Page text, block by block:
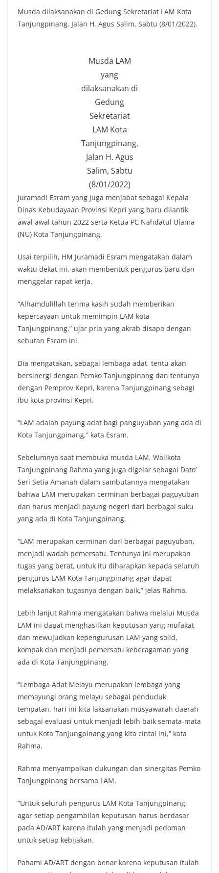
Musda dilaksanakan di Gedung Sekretariat LAM Kota
Tanjungpinang, Jalan H. Agus Salim, Sabtu (8/01/2022).
Musda LAM
yang
dilaksanakan di
Gedung
Sekretariat
LAM Kota
Tanjungpinang,
Jalan H. Agus
Salim, Sabtu
(8/01/2022)
Juramadi Esram yang juga menjabat sebagai Kepala
Dinas Kebudayaan Provinsi Kepri yang baru dilantik
awal awal tahun 2022 serta Ketua PC Nahdatul Ulama
(NU) Kota Tanjungpinang.
Usai terpilih, HM Juramadi Esram mengatakan dalam
waktu dekat ini, akan membentuk pengurus baru dan
menggelar rapat kerja.
“Alhamdulillah terima kasih sudah memberikan
kepercayaan untuk memimpin LAM kota
Tanjungpinang,” ujar pria yang akrab disapa dengan
sebutan Esram ini.
Dia mengatakan, sebagai lembaga adat, tentu akan
bersinergi dengan Pemko Tanjungpinang dan tentunya
dengan Pemprov Kepri, karena Tanjungpinang sebagi
ibu kota provinsi Kepri.
“LAM adalah payung adat bagi panguyuban yang ada di
Kota Tanjungpinang,” kata Esram.
Sebelumnya saat membuka musda LAM, Walikota
Tanjungpinang Rahma yang juga digelar sebagai Dato’
Seri Setia Amanah dalam sambutannya mengatakan
bahwa LAM merupakan cerminan berbagai paguyuban
dan harus menjadi payung negeri dari berbagai suku
yang ada di Kota Tanjungpinang.
“LAM merupakan cerminan dari berbagai paguyuban,
menjadi wadah pemersatu. Tentunya ini merupakan
tugas yang berat, untuk itu diharapkan kepada seluruh
pengurus LAM Kota Tanjungpinang agar dapat
melaksanakan tugasnya dengan baik,” jelas Rahma.
Lebih lanjut Rahma mengatakan bahwa melalui Musda
LAM ini dapat menghasilkan keputusan yang mufakat
dan mewujudkan kepengurusan LAM yang solid,
kompak dan menjadi pemersatu keberagaman yang
ada di Kota Tanjungpinang.
“Lembaga Adat Melayu merupakan lembaga yang
memayungi orang melayu sebagai penduduk
tempatan, hari ini kita laksanakan musyawarah daerah
sebagai evaluasi untuk menjadi lebih baik semata-mata
untuk Kota Tanjungpinang yang kita cintai ini,” kata
Rahma.
Rahma menyampaikan dukungan dan sinergitas Pemko
Tanjungpinang bersama LAM.
“Untuk seluruh pengurus LAM Kota Tanjungpinang,
agar setiap pengambilan keputusan harus berdasar
pada AD/ART karena itulah yang menjadi pedoman
untuk setiap kebijakan.
Pahami AD/ART dengan benar karena keputusan itulah